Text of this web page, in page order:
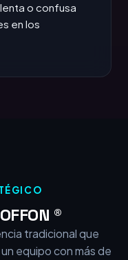
o confusa
en los
®
tradicional que
equipo con más de